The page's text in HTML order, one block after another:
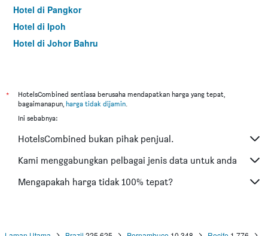
Hotel di Pangkor
Hotel di Ipoh
Hotel di Johor Bahru
Hotel di Kuching
Hotel di Tokyo
Hotel di Bangkok
Hotel di Putrajaya
Hotel di Shah Alam
*
HotelsCombined sentiasa berusaha mendapatkan harga yang tepat,
bagaimanapun, harga tidak dijamin.
Ini sebabnya:
HotelsCombined bukan pihak penjual.
Kami menggabungkan pelbagai jenis data untuk anda
Mengapakah harga tidak 100% tepat?